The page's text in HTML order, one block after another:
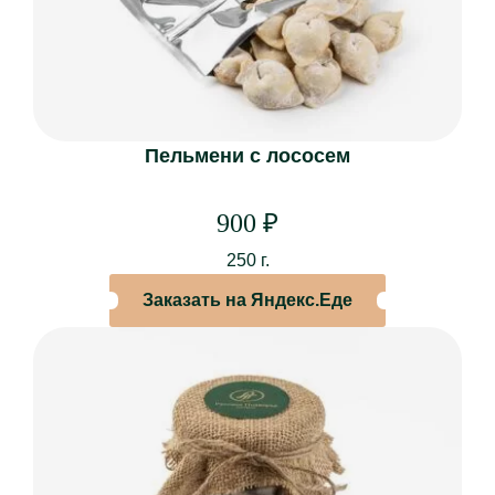
МЕНЮ
Основное меню
Винная и барная карта
Кейтеринг
Торты на заказ
БАНКЕТЫ
Дни рождения
Юбилеи
Свидания
Поминки
Пельмени с лососем
900 ₽
250 г.
Заказать на Яндекс.Еде